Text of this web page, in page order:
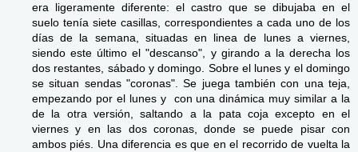
era ligeramente diferente: el castro que se dibujaba en el
suelo tenía siete casillas, correspondientes a cada uno de los
días de la semana, situadas en linea de lunes a viernes,
siendo este último el "descanso", y girando a la derecha los
dos restantes, sábado y domingo. Sobre el lunes y el domingo
se situan sendas "coronas". Se juega también con una teja,
empezando por el lunes y con una dinámica muy similar a la
de la otra versión, saltando a la pata coja excepto en el
viernes y en las dos coronas, donde se puede pisar con
ambos piés. Una diferencia es que en el recorrido de vuelta la